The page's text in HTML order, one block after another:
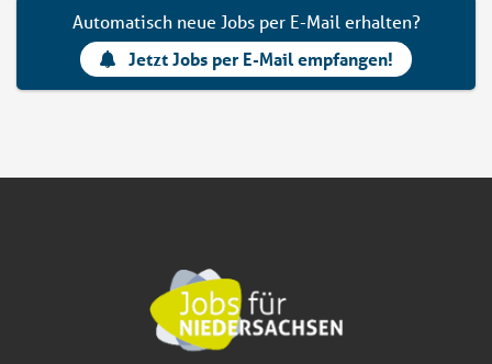
Automatisch neue Jobs per E-Mail erhalten?
Jetzt Jobs per E-Mail empfangen!